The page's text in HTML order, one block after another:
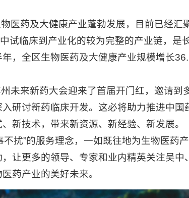
药及大健康产业蓬勃发展，目前已经汇
试临床到产业化的较为完整的产业链，是
，全区生物医药及大健康产业规模增长
来新药大会迎来了首届开门红，邀请到
研讨新药临床开发。这必将助力推进中国
新技术，带来新资源、新经验、新发展。
”的服务理念，一如既往地为生物医药
让更多的领导、专家和业内精英关注吴中
药产业的美好未来。